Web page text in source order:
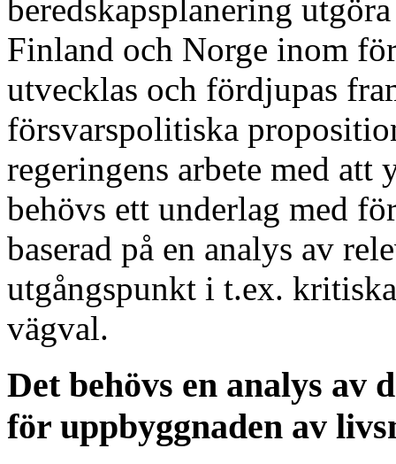
beredskapsplanering
Finland och Norge inom
utvecklas och fördjupas
försvarspolitiska
regeringens arbete med
behövs ett underlag med
baserad på en analys av
utgångspunkt i t.ex.
vägval.
Det behövs en analys av
för uppbyggnaden av